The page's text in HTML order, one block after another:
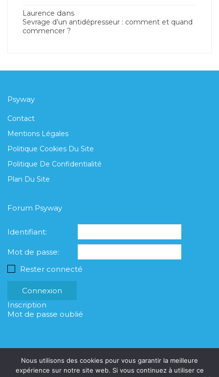
Laurence dans
Sevrage d’un antidépresseur : comment et quand
commencer ?
Psyway
Contact
Mentions Légales
Politique Cookies Du Site
Politique De Confidentialité
Plan Du Site
Forum Psyway
Identifiant:
Mot de passe:
Rester connecté
Connexion
Inscription
Mot de passe oublié
Nous utilisons des cookies pour vous garantir la meilleure
expérience sur notre site web. Si vous continuez à utiliser ce